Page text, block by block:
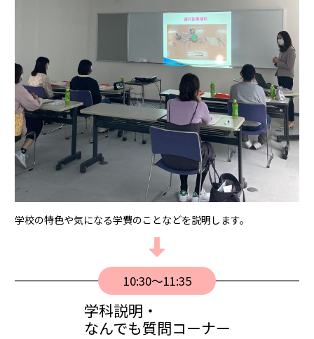
学校の特⾊や気になる学費のことなどを説明します。
10:30〜11:35
学科説明・
なんでも質問コーナー